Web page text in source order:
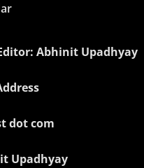
Abhinit Upadhyay
dot com
Upadhyay